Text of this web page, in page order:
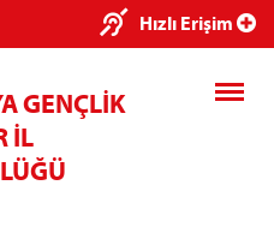
Hızlı Erişim
GENÇLİK
İL
×